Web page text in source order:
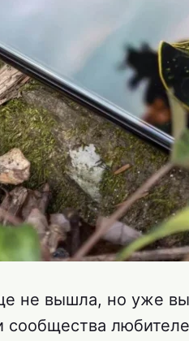
не вышла, но уже
сообщества